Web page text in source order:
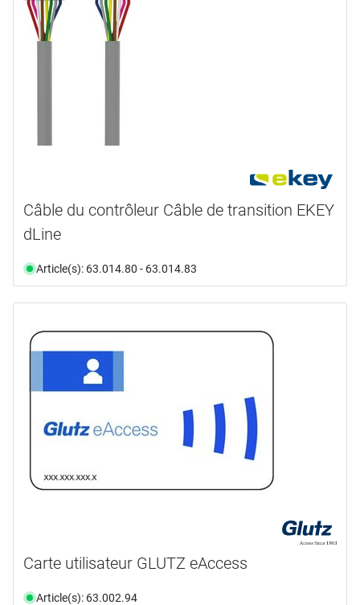
Câble du contrôleur Câble de transition EKEY
dLine
Article(s): 63.014.80 - 63.014.83
Carte utilisateur GLUTZ eAccess
Article(s): 63.002.94